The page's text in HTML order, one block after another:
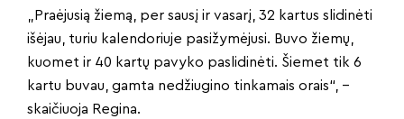
„Praėjusią žiemą, per sausį ir vasarį, 32 kartus slidinėti
išėjau, turiu kalendoriuje pasižymėjusi. Buvo žiemų,
kuomet ir 40 kartų pavyko paslidinėti. Šiemet tik 6
kartu buvau, gamta nedžiugino tinkamais orais“, –
skaičiuoja Regina.